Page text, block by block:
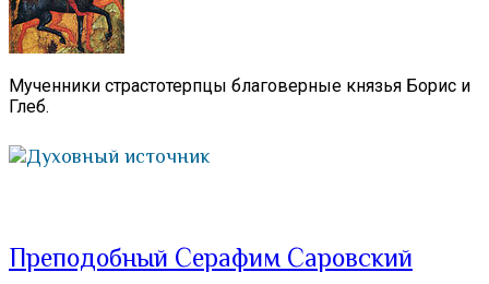
Мученники страстотерпцы благоверные князья Борис и
Глеб.
Духовный источник
Преподобный Серафим Саровский